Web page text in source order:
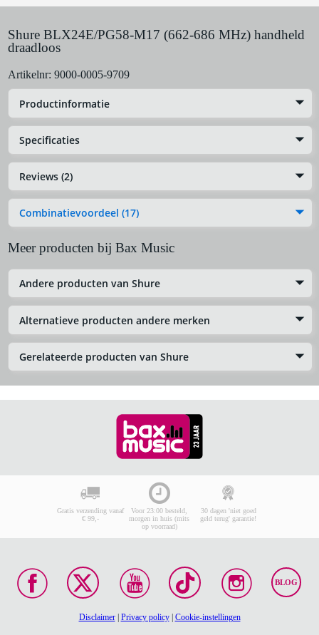
Shure BLX24E/PG58-M17 (662-686 MHz) handheld
draadloos
Artikelnr: 9000-0005-9709
Productinformatie
Specificaties
Reviews (2)
Combinatievoordeel (17)
Meer producten bij Bax Music
Andere producten van Shure
Alternatieve producten andere merken
Gerelateerde producten van Shure
Gratis verzending vanaf
€ 99,-
Voor 23:00 besteld,
morgen in huis (mits
op voorraad)
30 dagen 'niet goed
geld terug' garantie!
BLOG
Disclaimer| Privacy policy| Cookie-instellingen